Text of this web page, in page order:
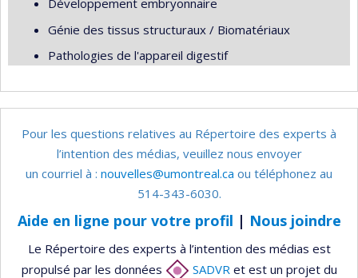
Développement embryonnaire
Génie des tissus structuraux / Biomatériaux
Pathologies de l'appareil digestif
Pour les questions relatives au Répertoire des experts à
l’intention des médias, veuillez nous envoyer
un courriel à : nouvelles@umontreal.ca ou téléphonez au
514-343-6030.
Aide en ligne pour votre profil | Nous joindre
Le Répertoire des experts à l’intention des médias est
propulsé par les données
SADVR et est un projet du